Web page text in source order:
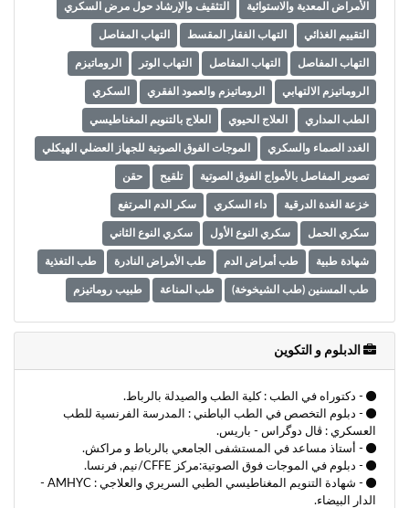
الأمراض المعدية والاستوائية التثقيف والإرشاد حول مرض السكري
التقييم الغذائي التهاب الفقار المقسط التهاب المفاصل
التهاب المفاصل التهاب المفاصل التهاب الوتر الروماتيزم
الروماتيزم الالتهابي الروماتيزم والعمود الفقري السكري
الطب المداري العلاج الحيوي العلاج بالتنويم المغناطيسي
الغدد الصماء والسكري الموجات الفوق الصوتية للجهاز العضلي الهيكلي
تصوير المفاصل بالأمواج الفوق الصوتية تلقيح حقن
خزعة الغدة الدرقية داء السكري سكر الدم المرتفع
سكري الحمل سكري النوع الأول سكري النوع الثاني
شهادة طبية طب أمراض الدم طب الأمراض النادرة طب التغذية
طب المسنين (طب الشيخوخة) طب المناعة طبيب روماتيزم
متلازمة النفق الرسغي
الدبلوم و التكوين
- دكتوراه في الطب : كلية الطب والصيدلة بالرباط.
- دبلوم التخصص في الطب الباطني : المدرسة الفرنسية للطب
العسكري : ڤال دوگراس - باريس.
- أستاذ مساعد في المستشفى الجامعي بالرباط و مراكش.
- دبلوم في الموجات فوق الصوتية:مركز CFFE/نيم, فرنسا.
- شهادة التنويم المغناطيسي الطبي السريري والعلاجي : AMHYC -
الدار البيضاء.